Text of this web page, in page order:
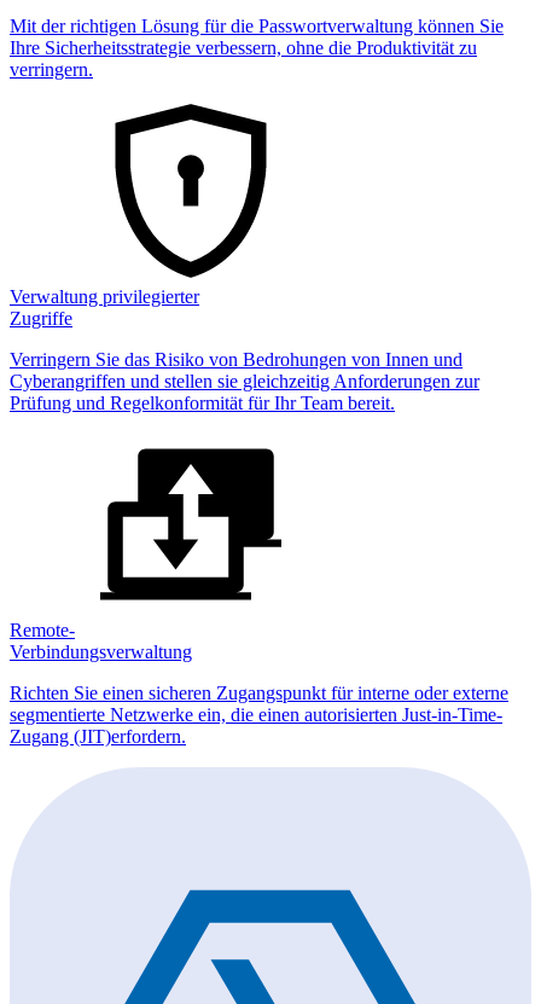
Mit der richtigen Lösung für die Passwortverwaltung können Sie
Ihre Sicherheitsstrategie verbessern, ohne die Produktivität zu
verringern.
Verwaltung privilegierter
Zugriffe
Verringern Sie das Risiko von Bedrohungen von Innen und
Cyberangriffen und stellen sie gleichzeitig Anforderungen zur
Prüfung und Regelkonformität für Ihr Team bereit.
Remote-
Verbindungsverwaltung
Richten Sie einen sicheren Zugangspunkt für interne oder externe
segmentierte Netzwerke ein, die einen autorisierten Just-in-Time-
Zugang (JIT)erfordern.